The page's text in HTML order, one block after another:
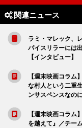
関連ニュース
ラミ・マレック、
パイスリラーには
【インタビュー】
【週末映画コラ
な村人という二重
ンサスペンスなの
【週末映画コラム
を越えて』／チー